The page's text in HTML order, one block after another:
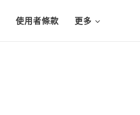
使用者條款 更多